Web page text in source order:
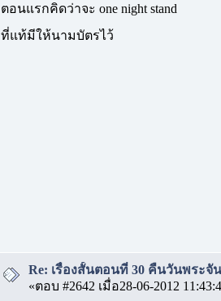
ตอนแรกคิดว่าจะ one night stand
ที่แท้มีให้นามบัตรไว้
Re: เรื่องสั้นตอนที่ 30 คืนวันพระจั
«ตอบ #2642 เมื่อ28-06-2012